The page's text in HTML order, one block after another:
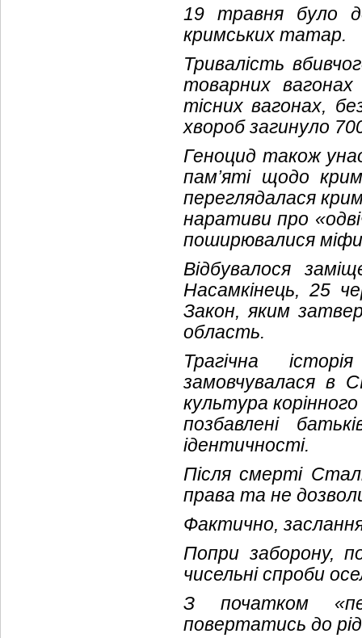
19 травня було
кримських татар.
Тривалість
товарних
тісних вагонах,
хвороб загинуло
Геноцид також
пам’яті щодо
переглядалася
наративи про
поширювалися
Відбувалося
Насамкінець, 25
Закон, яким
область.
Трагічна
замовчувалася в
культура
позбавлені
ідентичності.
Після смерті
права та не
Фактично,
Попри заборону,
чисельні спроби
З початком
повертатись до